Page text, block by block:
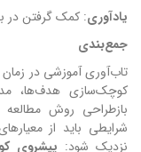
یادآوری: کمک گرفتن در
جمع‌بندی
تاب‌آوری آموزشی در زمان
کوچک‌سازی هدف‌ها،
بازطراحی روش
شرایطی باید از
نزدیک شود: پیشروی